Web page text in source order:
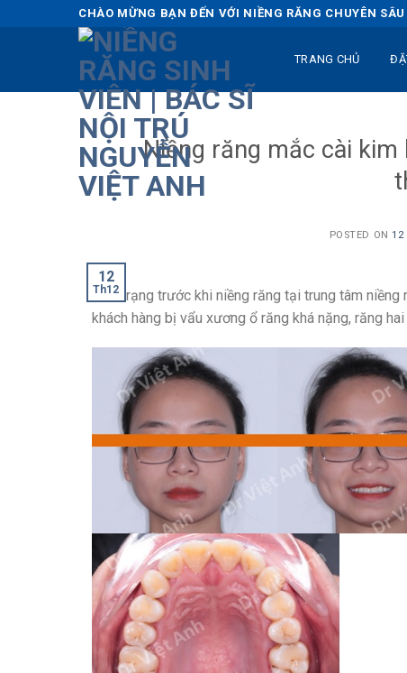
to
CHÀO MỪNG BẠN ĐẾN VỚI NIỀNG RĂNG CHUYÊN
TRANG CHỦ
Niềng răng mắc cài
POSTED ON12
12
Th12
Tình trạng trước khi niềng răng tại trung tâm
khách hàng bị vẩu xương ổ răng khá nặng, răng